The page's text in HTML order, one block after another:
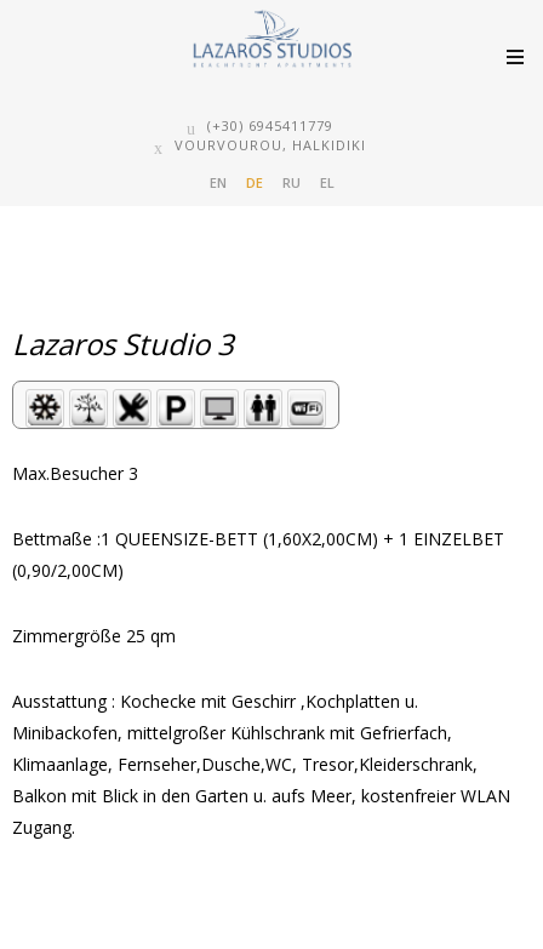
EN DE RU EL
(+30) 6945411779
VOURVOUROU, HALKIDIKI
Lazaros Studio 3
Max.Besucher 3
Bettmaße :1 QUEENSIZE-BETT (1,60X2,00CM) + 1 EINZELBET
(0,90/2,00CM)
Zimmergröße 25 qm
Ausstattung : Kochecke mit Geschirr ,Kochplatten u.
Minibackofen, mittelgroßer Kühlschrank mit Gefrierfach,
Klimaanlage, Fernseher,Dusche,WC, Tresor,Kleiderschrank,
Balkon mit Blick in den Garten u. aufs Meer, kostenfreier WLAN
Zugang.